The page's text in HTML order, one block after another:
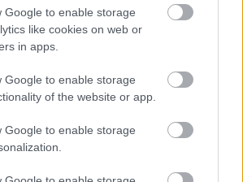
Google to enable storage
like cookies on web or
in apps.
Google to enable storage
of the website or app.
Google to enable storage
26.08.2023
er et uoffisielt oppgjør mellom
i både dame- og herreklassen. I
Holter fra Uno-X Pro Cycling Team
sykkelrittet fra Rena til Lillehammer.
foran…